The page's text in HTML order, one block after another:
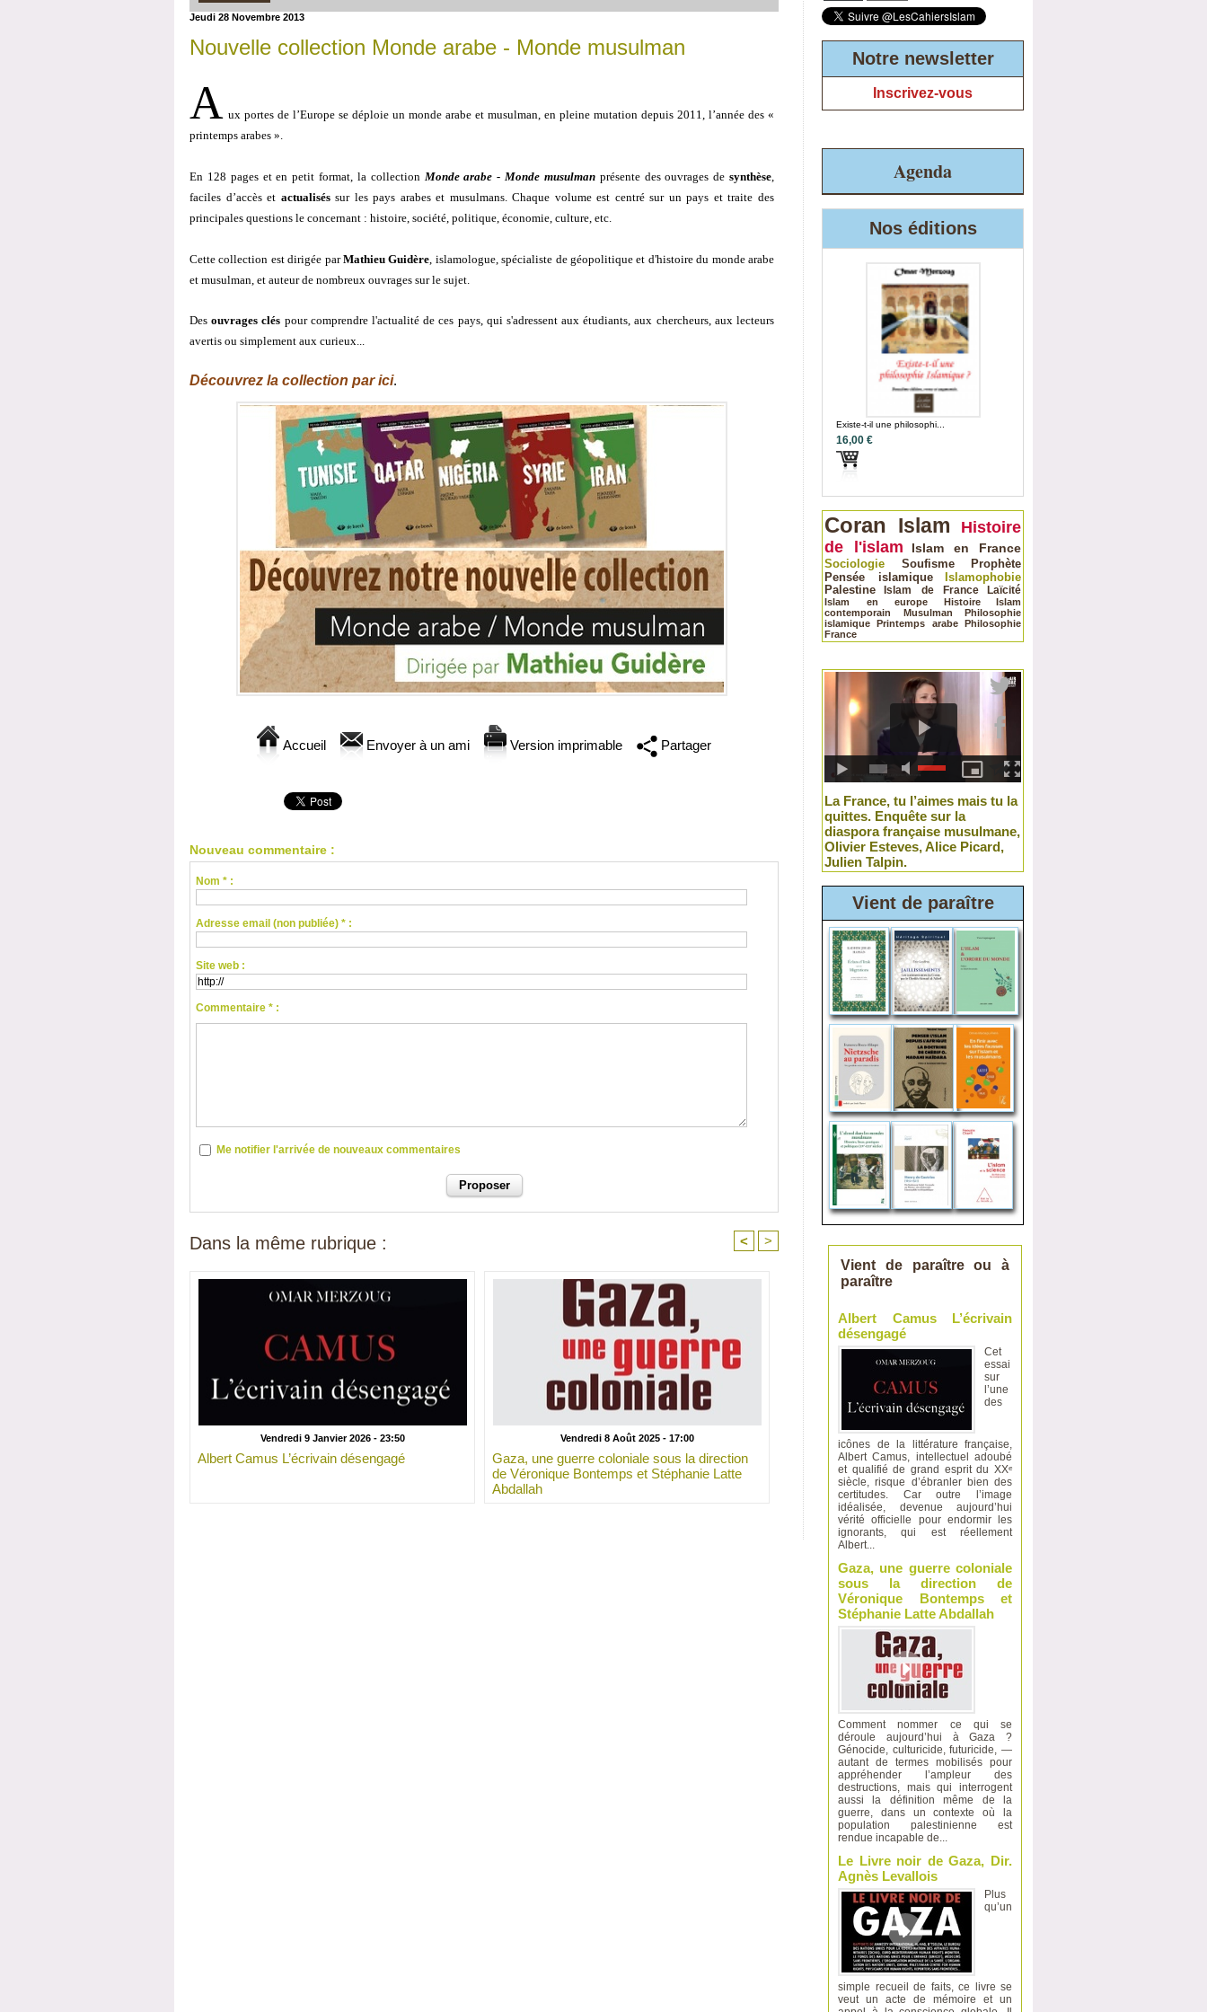
Jeudi 28 Novembre 2013
Nouvelle collection Monde arabe - Monde musulman
A ux portes de l’Europe se déploie un monde arabe et musulman, en pleine mutation depuis 2011, l’année des «
printemps arabes ».
En 128 pages et en petit format, la collection Monde arabe - Monde musulmanprésente des ouvrages desynthèse,
faciles d’accès et actualiséssur les pays arabes et musulmans. Chaque volume est centré sur un pays et traite des
principales questions le concernant : histoire, société, politique, économie, culture, etc.
Cette collection est dirigée parMathieu Guidère, islamologue, spécialiste de géopolitique et d'histoire du monde arabe
et musulman, et auteur de nombreux ouvrages sur le sujet.
Desouvrages clés pour comprendre l'actualité de ces pays, qui s'adressent aux étudiants, aux chercheurs, aux lecteurs
avertis ou simplement aux curieux...
Découvrez la collection par ici.
Accueil Envoyer à un ami Version imprimable Partager
Nouveau commentaire :
Nom * :
Adresse email (non publiée) * :
Site web :
Commentaire * :
Me notifier l'arrivée de nouveaux commentaires
Dans la même rubrique : < >
Vendredi 9 Janvier 2026 - 23:50
Albert Camus L’écrivain désengagé
Vendredi 8 Août 2025 - 17:00
Gaza, une guerre coloniale sous la direction
de Véronique Bontemps et Stéphanie Latte
Abdallah
Notre newsletter
Inscrivez-vous
Agenda
Nos éditions
Existe-t-il une philosophi...
16,00 €
Coran Islam
Histoire
de l'islam
Islam en France
Sociologie Soufisme
Prophète
Pensée islamique
Islamophobie
Palestine Islam de France
Laïcité
Islam en europe
Histoire
Islam
contemporain
Musulman
Philosophie
islamique Printemps arabe Philosophie
France
La France, tu l’aimes mais tu la
quittes. Enquête sur la
diaspora française musulmane,
Olivier Esteves, Alice Picard,
Julien Talpin.
Vient de paraître
Vient de paraître ou à
paraître
Albert Camus L’écrivain
désengagé
Cet
essai
sur
l’une
des
icônes de la littérature française,
Albert Camus, intellectuel adoubé
et qualifié de grand esprit du XXᵉ
siècle, risque d’ébranler bien des
certitudes. Car outre l’image
idéalisée, devenue aujourd’hui
vérité officielle pour endormir les
ignorants, qui est réellement
Albert...
Gaza, une guerre coloniale
sous la direction de
Véronique Bontemps et
Stéphanie Latte Abdallah
Comment nommer ce qui se
déroule aujourd’hui à Gaza ?
Génocide, culturicide, futuricide, —
autant de termes mobilisés pour
appréhender l’ampleur des
destructions, mais qui interrogent
aussi la définition même de la
guerre, dans un contexte où la
population palestinienne est
rendue incapable de...
Le Livre noir de Gaza, Dir.
Agnès Levallois
Plus
qu’un
simple recueil de faits, ce livre se
veut un acte de mémoire et un